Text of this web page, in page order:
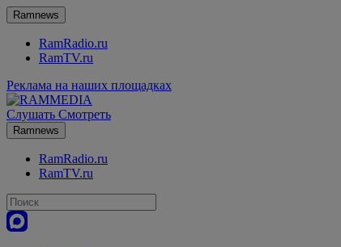
Ramnews
RamRadio.ru
RamTV.ru
Реклама на наших площадках
Слушать Смотреть
Ramnews
RamRadio.ru
RamTV.ru